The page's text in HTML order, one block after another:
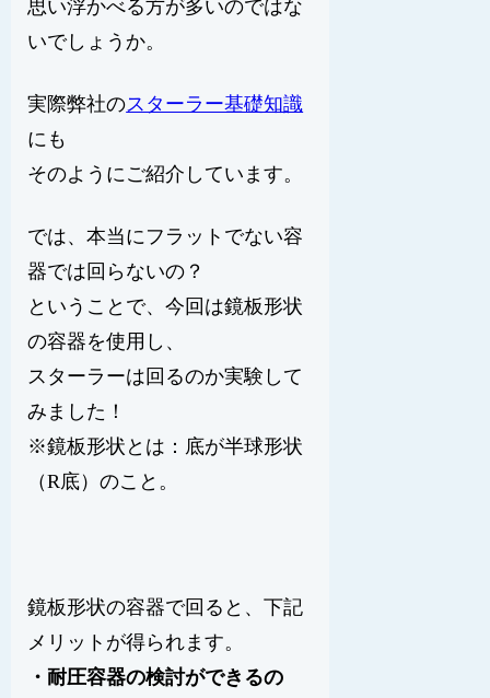
思い浮かべる方が多いのではな
いでしょうか。
実際弊社のスターラー基礎知識
にも
そのようにご紹介しています。
では、本当にフラットでない容
器では回らないの？
ということで、今回は鏡板形状
の容器を使用し、
スターラーは回るのか実験して
みました！
※鏡板形状とは：底が半球形状
（R底）のこと。
鏡板形状の容器で回ると、下記
メリットが得られます。
・耐圧容器の検討ができるの